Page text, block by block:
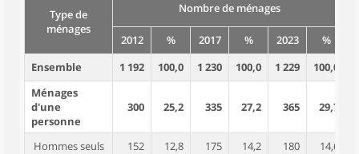
Type de
ménages
Nombre de ménages
2012 % 2017 % 2023 %
Ensemble
1 192 100,0 1 230 100,0 1 229 100,0
Ménages
d'une
personne
300 25,2 335 27,2 365 29,7
Hommes seuls 152 12,8 175 14,2 180
14,6